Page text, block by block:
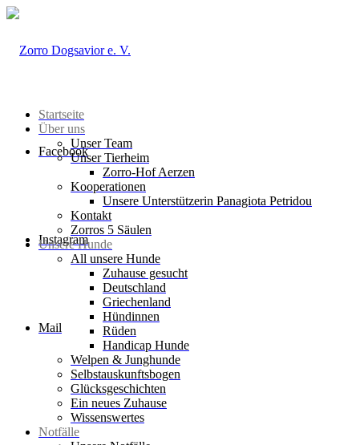
Facebook
Instagram
Mail
Startseite
Über uns
Unser Team
Unser Tierheim
Zorro-Hof Aerzen
Kooperationen
Unsere Unterstützerin Panagiota Petridou
Kontakt
Zorros 5 Säulen
Unsere Hunde
All unsere Hunde
Zuhause gesucht
Deutschland
Griechenland
Hündinnen
Rüden
Handicap Hunde
Welpen & Junghunde
Selbstauskunftsbogen
Glücksgeschichten
Ein neues Zuhause
Wissenswertes
Notfälle